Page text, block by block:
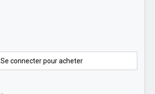
Se connecter pour acheter